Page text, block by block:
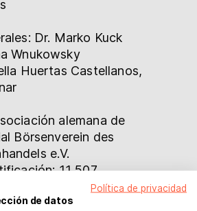
Dr. Marko Kuck
Wnukowsky
Huertas Castellanos,
alemana de
Börsenverein des
e.V.
11 507
Abrechnungsverfahren
fiscal: DE
Política de privacidad
de datos